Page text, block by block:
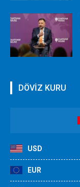
DÖVİZ KURU
USD
EUR